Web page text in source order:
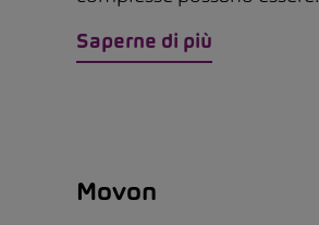
Saperne di più
Movon